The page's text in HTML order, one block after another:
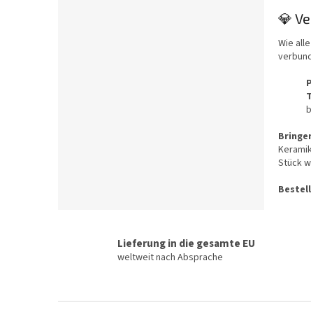
💎
Wie
Stück
Lieferung in die gesamte EU
weltweit nach Absprache